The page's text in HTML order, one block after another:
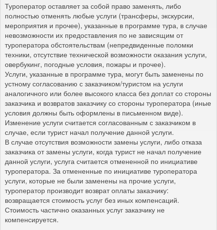
Туроператор оставляет за собой право заменять, либо
полностью отменять любые услуги (трансферы, экскурсии,
мероприятия и прочее), указанные в программе тура, в случае
невозможности их предоставления по не зависящим от
туроператора обстоятельствам (непредвиденные поломки
техники, отсутствие технической возможности оказания услуги,
овербукинг, погодные условия, пожары и прочее).
Услуги, указанные в программе тура, могут быть заменены по
устному согласованию с заказчиком/туристом на услуги
аналогичного или более высокого класса без доплат со стороны
заказчика и возвратов заказчику со стороны туроператора (иные
условия должны быть оформлены в письменном виде).
Изменение услуги считается согласованным с заказчиком в
случае, если турист начал получение данной услуги.
В случае отсутствия возможности замены услуги, либо отказа
заказчика от замены услуги, когда турист не начал получение
данной услуги, услуга считается отмененной по инициативе
туроператора. За отмененные по инициативе туроператора
услуги, которые не были заменены на прочие услуги,
туроператор производит возврат оплаты заказчику:
возвращается стоимость услуг без иных компенсаций.
Стоимость частично оказанных услуг заказчику не
компенсируется.